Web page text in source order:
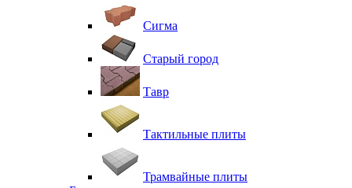
Сигма
Старый город
Тавр
Тактильные плиты
Трамвайные плиты